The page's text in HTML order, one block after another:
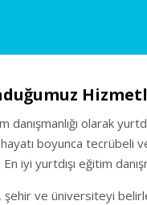
danışmanlığı olarak
boyunca
iyi yurtdışı eğitim
şehir ve üniversiteyi